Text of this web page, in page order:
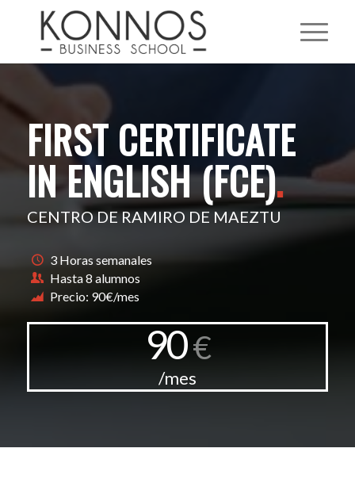
FIRST CERTIFICATE
IN ENGLISH (FCE).
CENTRO DE RAMIRO DE MAEZTU
3 Horas semanales
Hasta 8 alumnos
Precio: 90€/mes
90€
/mes